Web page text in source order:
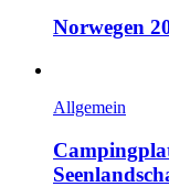
Norwegen
Allgemein